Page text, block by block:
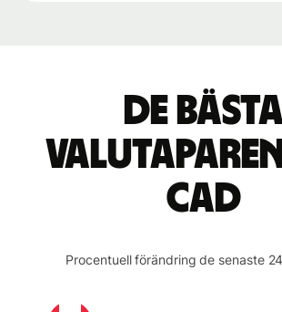
De bästa
CAD
Procentuell förändring de senaste